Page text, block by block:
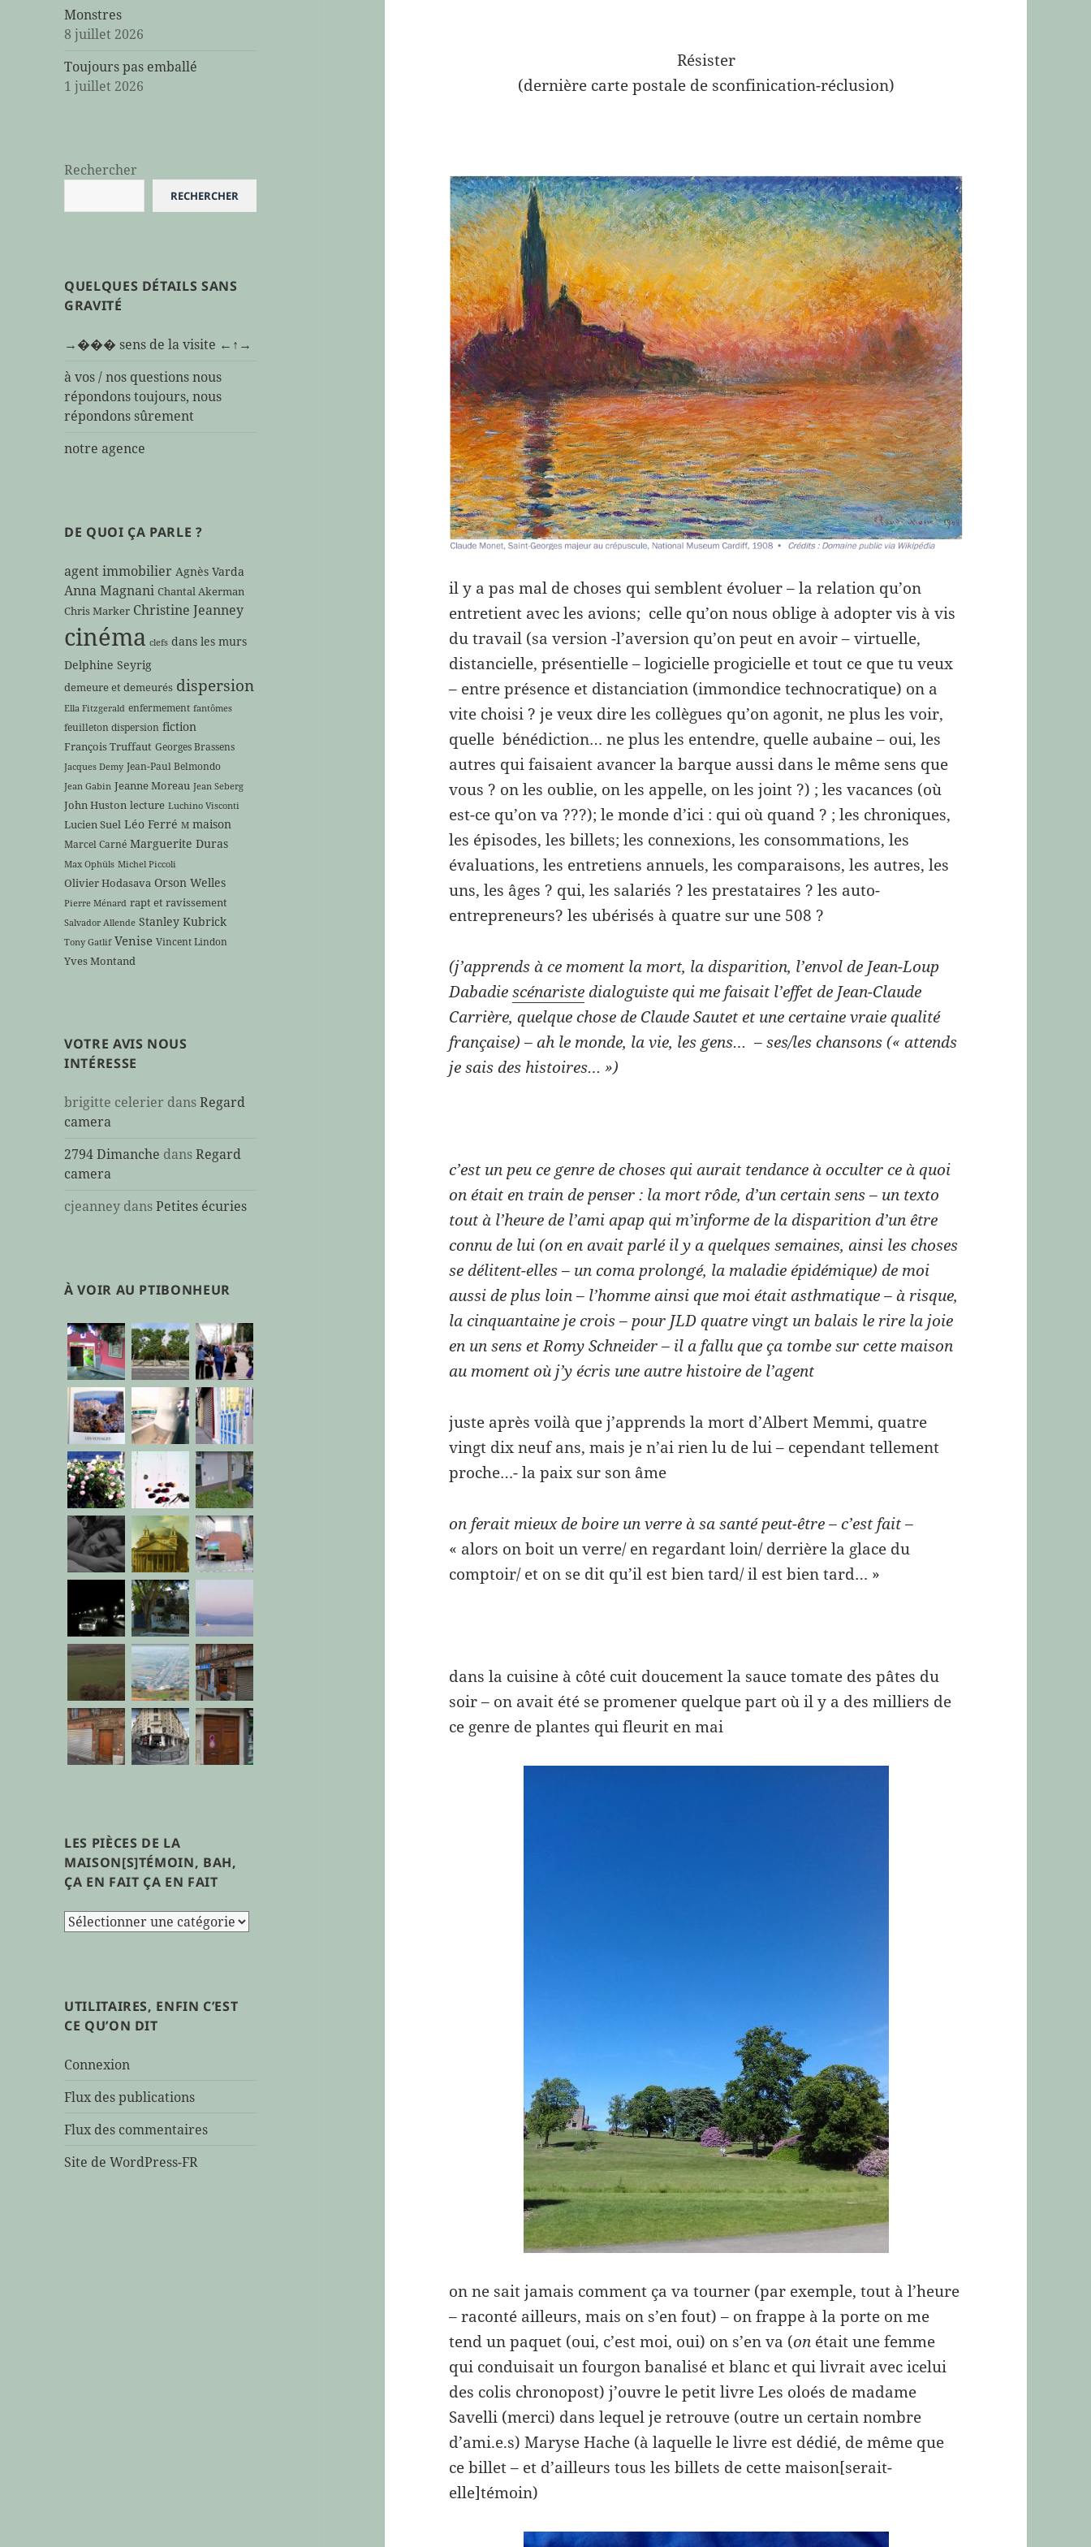
Monstres
8 juillet 2026
Toujours pas emballé
1 juillet 2026
Rechercher
RECHERCHER
QUELQUES DÉTAILS SANS
GRAVITÉ
→��� sens de la visite ←↑→
à vos / nos questions nous
répondons toujours, nous
répondons sûrement
notre agence
DE QUOI ÇA PARLE ?
agent immobilier Agnès Varda
Anna Magnani Chantal Akerman
Chris Marker Christine Jeanney
cinéma clefs dans les murs
Delphine Seyrig
demeure et demeurés dispersion
Ella Fitzgerald enfermement fantômes
feuilleton dispersion fiction
François Truffaut Georges Brassens
Jacques Demy Jean-Paul Belmondo
Jean Gabin Jeanne Moreau Jean Seberg
John Huston lecture Luchino Visconti
Lucien Suel Léo Ferré M maison
Marcel Carné Marguerite Duras
Max Ophüls Michel Piccoli
Olivier Hodasava Orson Welles
Pierre Ménard rapt et ravissement
Salvador Allende Stanley Kubrick
Tony Gatlif Venise Vincent Lindon
Yves Montand
VOTRE AVIS NOUS
INTÉRESSE
brigitte celerier dansRegard
camera
2794 Dimanche dansRegard
camera
cjeanney dansPetites écuries
À VOIR AU PTIBONHEUR
LES PIÈCES DE LA
MAISON[S]TÉMOIN, BAH,
ÇA EN FAIT ÇA EN FAIT
les
maison[s]témoin,
bah,
en
ça
fait
UTILITAIRES, ENFIN C’EST
CE QU’ON DIT
Connexion
Flux des publications
Flux des commentaires
Site de WordPress-FR
Résister
(dernière carte postale de sconfinication-réclusion)
il y a pas mal de choses qui semblent évoluer – la relation qu’on
entretient avec les avions; celle qu’on nous oblige à adopter vis à vis
du travail (sa version -l’aversion qu’on peut en avoir – virtuelle,
distancielle, présentielle – logicielle progicielle et tout ce que tu veux
– entre présence et distanciation (immondice technocratique) on a
vite choisi ? je veux dire les collègues qu’on agonit, ne plus les voir,
quelle bénédiction… ne plus les entendre, quelle aubaine – oui, les
autres qui faisaient avancer la barque aussi dans le même sens que
vous ? on les oublie, on les appelle, on les joint ?) ; les vacances (où
est-ce qu’on va ???); le monde d’ici : qui où quand ? ; les chroniques,
les épisodes, les billets; les connexions, les consommations, les
évaluations, les entretiens annuels, les comparaisons, les autres, les
uns, les âges ? qui, les salariés ? les prestataires ? les auto-
entrepreneurs? les ubérisés à quatre sur une 508 ?
(j’apprends à ce moment la mort, la disparition, l’envol de Jean-Loup
Dabadiescénaristedialoguiste qui me faisait l’effet de Jean-Claude
Carrière, quelque chose de Claude Sautet et une certaine vraie qualité
française) – ah le monde, la vie, les gens… – ses/les chansons (« attends
je sais des histoires… »)
c’est un peu ce genre de choses qui aurait tendance à occulter ce à quoi
on était en train de penser : la mort rôde, d’un certain sens – un texto
tout à l’heure de l’ami apap qui m’informe de la disparition d’un être
connu de lui (on en avait parlé il y a quelques semaines, ainsi les choses
se délitent-elles – un coma prolongé, la maladie épidémique) de moi
aussi de plus loin – l’homme ainsi que moi était asthmatique – à risque,
la cinquantaine je crois – pour JLD quatre vingt un balais le rire la joie
en un sens et Romy Schneider – il a fallu que ça tombe sur cette maison
au moment où j’y écris une autre histoire de l’agent
juste après voilà que j’apprends la mort d’Albert Memmi, quatre
vingt dix neuf ans, mais je n’ai rien lu de lui – cependant tellement
proche…- la paix sur son âme
on ferait mieux de boire un verre à sa santé peut-être – c’est fait –
« alors on boit un verre/ en regardant loin/ derrière la glace du
comptoir/ et on se dit qu’il est bien tard/ il est bien tard… »
dans la cuisine à côté cuit doucement la sauce tomate des pâtes du
soir – on avait été se promener quelque part où il y a des milliers de
ce genre de plantes qui fleurit en mai
on ne sait jamais comment ça va tourner (par exemple, tout à l’heure
– raconté ailleurs, mais on s’en fout) – on frappe à la porte on me
tend un paquet (oui, c’est moi, oui) on s’en va (on était une femme
qui conduisait un fourgon banalisé et blanc et qui livrait avec icelui
des colis chronopost) j’ouvre le petit livre Les oloés de madame
Savelli (merci) dans lequel je retrouve (outre un certain nombre
d’ami.e.s) Maryse Hache (à laquelle le livre est dédié, de même que
ce billet – et d’ailleurs tous les billets de cette maison[serait-
elle]témoin)